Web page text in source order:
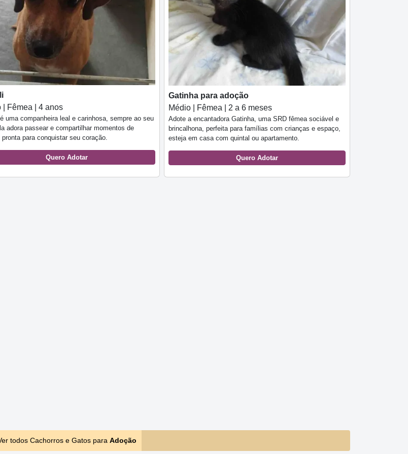
| Fêmea | 4 anos
uma companheira leal e carinhosa, sempre ao seu
adora passear e compartilhar momentos de
pronta para conquistar seu coração.
Quero Adotar
Gatinha para adoção
Médio | Fêmea | 2 a 6 meses
Adote a encantadora Gatinha, uma SRD fêmea sociável e
brincalhona, perfeita para famílias com crianças e espaço,
esteja em casa com quintal ou apartamento.
Quero Adotar
todos Cachorros e Gatos para Adoção